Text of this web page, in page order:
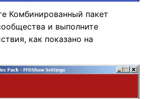
Комбинированный пакет
и выполните
как показано на